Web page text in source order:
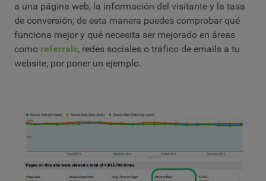
a una página web, la información del visitante y la tasa
de conversión; de esta manera puedes comprobar qué
funciona mejor y qué necesita ser mejorado en áreas
como referrals, redes sociales o tráfico de emails a tu
website, por poner un ejemplo.